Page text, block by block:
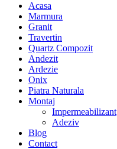
Acasa
Marmura
Granit
Travertin
Quartz Compozit
Andezit
Ardezie
Onix
Piatra Naturala
Montaj
Impermeabilizant
Adeziv
Blog
Contact